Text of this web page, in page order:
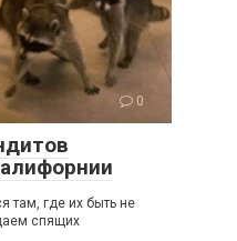
0
там, где их быть не
спящих